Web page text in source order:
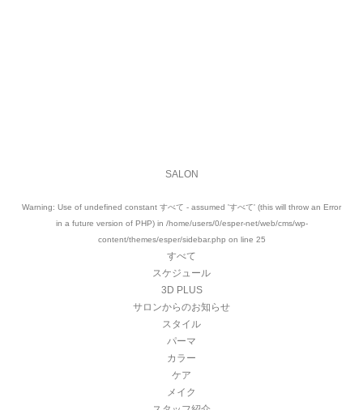
SALON
Warning: Use of undefined constant すべて - assumed 'すべて' (this will throw an Error
in a future version of PHP) in /home/users/0/esper-net/web/cms/wp-
content/themes/esper/sidebar.php on line 25
すべて
スケジュール
3D PLUS
サロンからのお知らせ
スタイル
パーマ
カラー
ケア
メイク